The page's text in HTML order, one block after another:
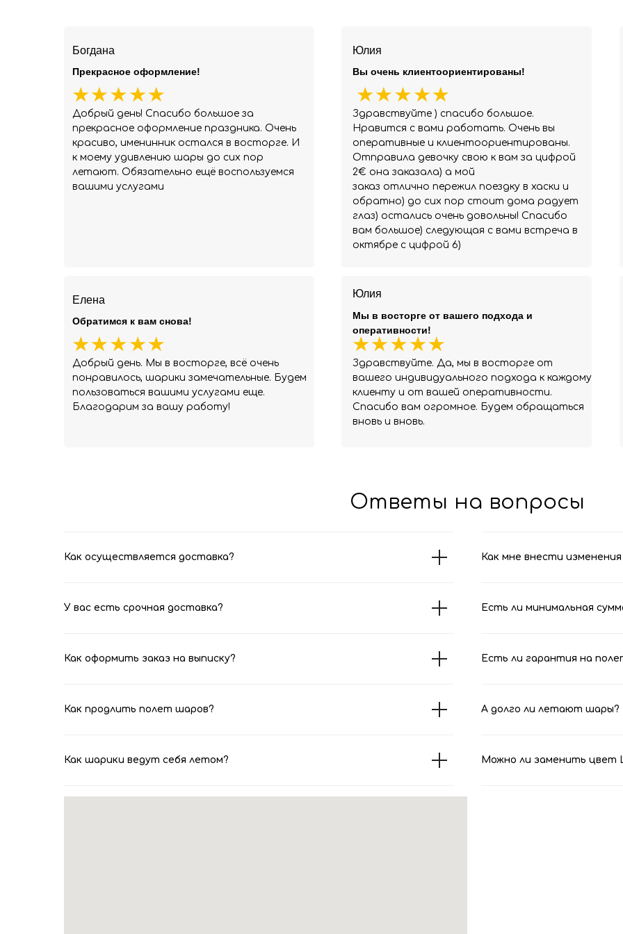
Юлия
Здравствуйте. Да, мы в восторге от
вашего индивидуального подхода к каждому
клиенту и от вашей оперативности.
Спасибо вам огромное. Будем обращаться
вновь и вновь.
Мы в восторге от вашего подхода и
оперативности!
Елена
Добрый день. Мы в восторге, всё очень
понравилось, шарики замечательные. Будем
пользоваться вашими услугами еще.
Благодарим за вашу работу!
Обратимся к вам снова!
Юлия
Здравствуйте ) спасибо большое.
Нравится с вами работать. Очень вы
оперативные и клиентоориентированы.
Отправила девочку свою к вам за цифрой
2€ она заказала) а мой
заказ отлично пережил поездку в хаски и
обратно) до сих пор стоит дома радует
глаз) остались очень довольны! Спасибо
вам большое) следующая с вами встреча в
октябре с цифрой 6)
Вы очень клиентоориентированы!
Богдана
Добрый день! Спасибо большое за
прекрасное оформление праздника. Очень
красиво, именинник остался в восторге. И
к моему удивлению шары до сих пор
летают. Обязательно ещё воспользуемся
вашими услугами
Прекрасное оформление!
Ответы на вопросы
Как осуществляется доставка?
У вас есть срочная доставка?
Как оформить заказ на выписку?
Как продлить полет шаров?
Как шарики ведут себя летом?
Как мне внести изменения
Есть ли минимальная
Есть ли гарантия на
А долго ли летают шары?
Можно ли заменить цвет